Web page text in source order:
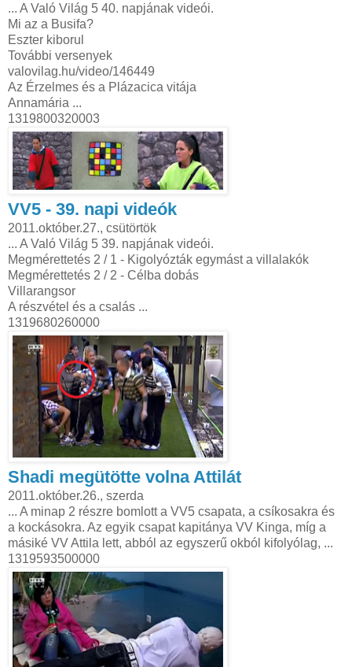
... A Való Világ 5 40. napjának videói.
Mi az a Busifa?
Eszter kiborul
További versenyek
valovilag.hu/video/146449
Az Érzelmes és a Plázacica vitája
Annamária ...
1319800320003
VV5 - 39. napi videók
2011.október.27., csütörtök
... A Való Világ 5 39. napjának videói.
Megmérettetés 2 / 1 - Kigolyózták egymást a villalakók
Megmérettetés 2 / 2 - Célba dobás
Villarangsor
A részvétel és a csalás ...
1319680260000
Shadi megütötte volna Attilát
2011.október.26., szerda
... A minap 2 részre bomlott a VV5 csapata, a csíkosakra és
a kockásokra. Az egyik csapat kapitánya VV Kinga, míg a
másiké VV Attila lett, abból az egyszerű okból kifolyólag, ...
1319593500000